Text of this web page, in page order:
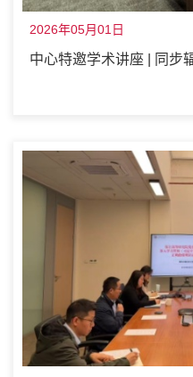
2026年05月01日
中心特邀学术讲座 | 同步